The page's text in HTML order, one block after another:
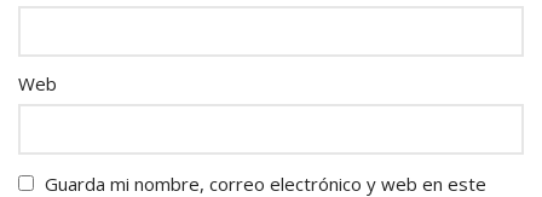
Web
Guarda mi nombre, correo electrónico y web en este